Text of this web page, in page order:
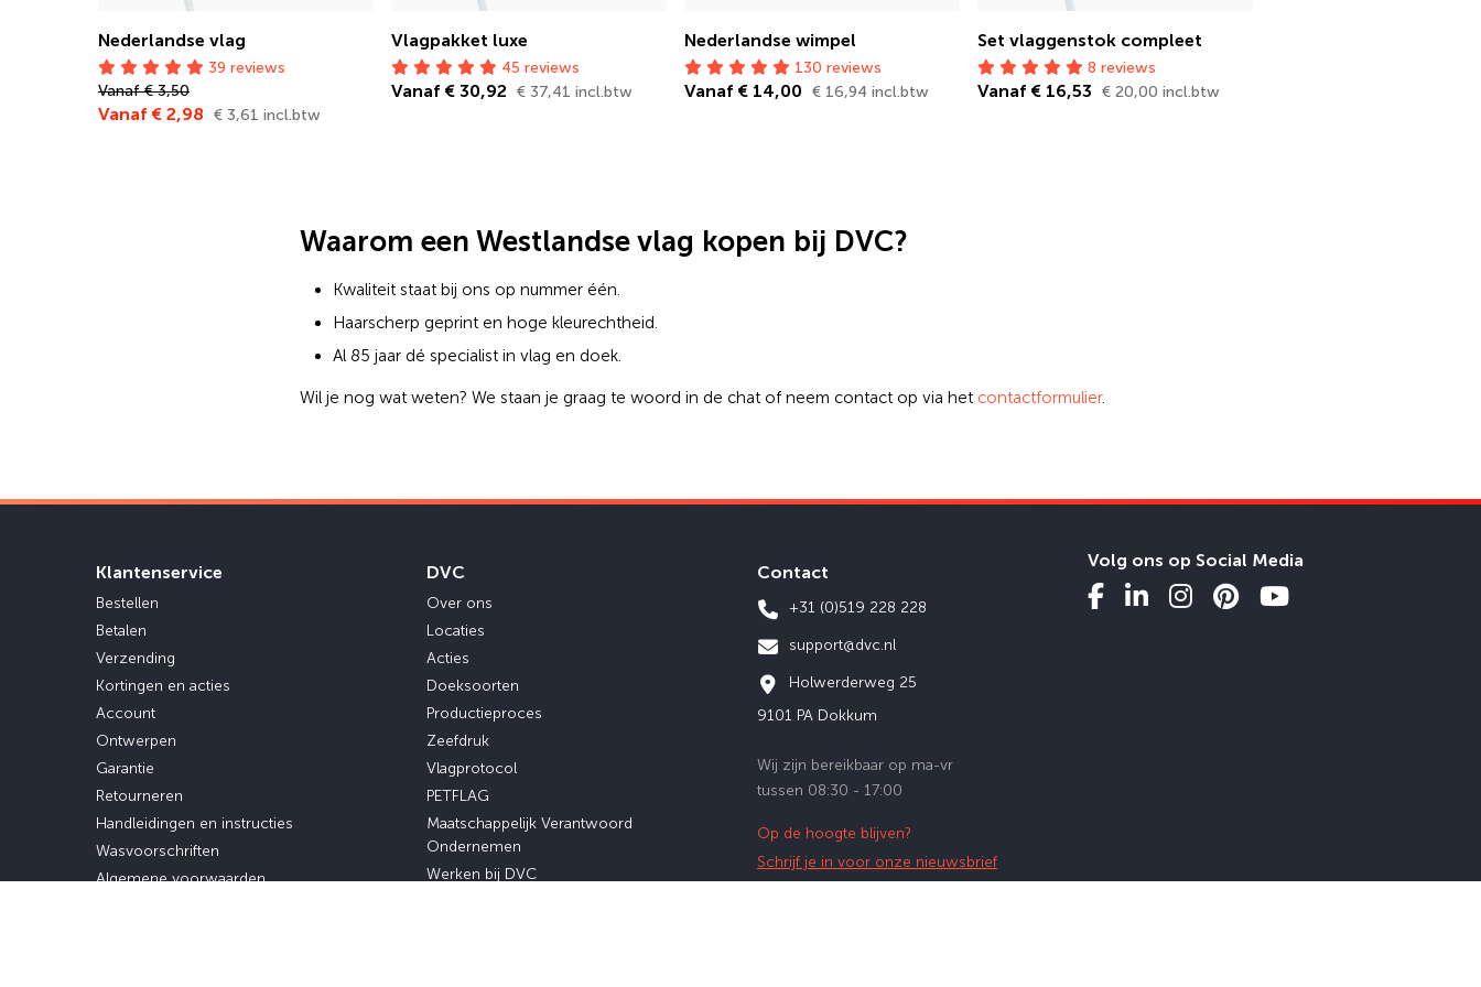
Nederlandse vlag
39 reviews
Vanaf € 3,50
Vanaf € 2,98 € 3,61 incl.btw
Vlagpakket luxe
45 reviews
Vanaf € 30,92 € 37,41 incl.btw
Nederlandse wimpel
130 reviews
Vanaf € 14,00 € 16,94 incl.btw
Set vlaggenstok compleet
8 reviews
Vanaf € 16,53 € 20,00 incl.btw
Waarom een Westlandse vlag kopen bij DVC?
Kwaliteit staat bij ons op nummer één.
Haarscherp geprint en hoge kleurechtheid.
Al 85 jaar dé specialist in vlag en doek.
Wil je nog wat weten? We staan je graag te woord in de chat of neem contact op via het contactformulier.
Klantenservice
Bestellen
Betalen
Verzending
Kortingen en acties
Account
Ontwerpen
Garantie
Retourneren
Handleidingen en instructies
Wasvoorschriften
Algemene voorwaarden
DVC
Over ons
Locaties
Acties
Doeksoorten
Productieproces
Zeefdruk
Vlagprotocol
PETFLAG
Maatschappelijk Verantwoord
Ondernemen
Werken bij DVC
Contact
+31 (0)519 228 228
support@dvc.nl
Holwerderweg 25
9101 PA Dokkum
Wij zijn bereikbaar op ma-vr
tussen 08:30 - 17:00
Op de hoogte blijven?
Schrijf je in voor onze nieuwsbrief
Volg ons op Social Media